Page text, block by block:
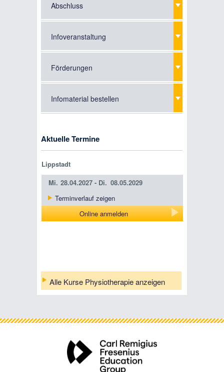
Abschluss
Infoveranstaltung
Förderungen
Infomaterial bestellen
Aktuelle Termine
Lippstadt
Mi. 28.04.2027 - Di. 08.05.2029
Terminverlauf zeigen
Online anmelden
Alle Kurse Physiotherapie anzeigen